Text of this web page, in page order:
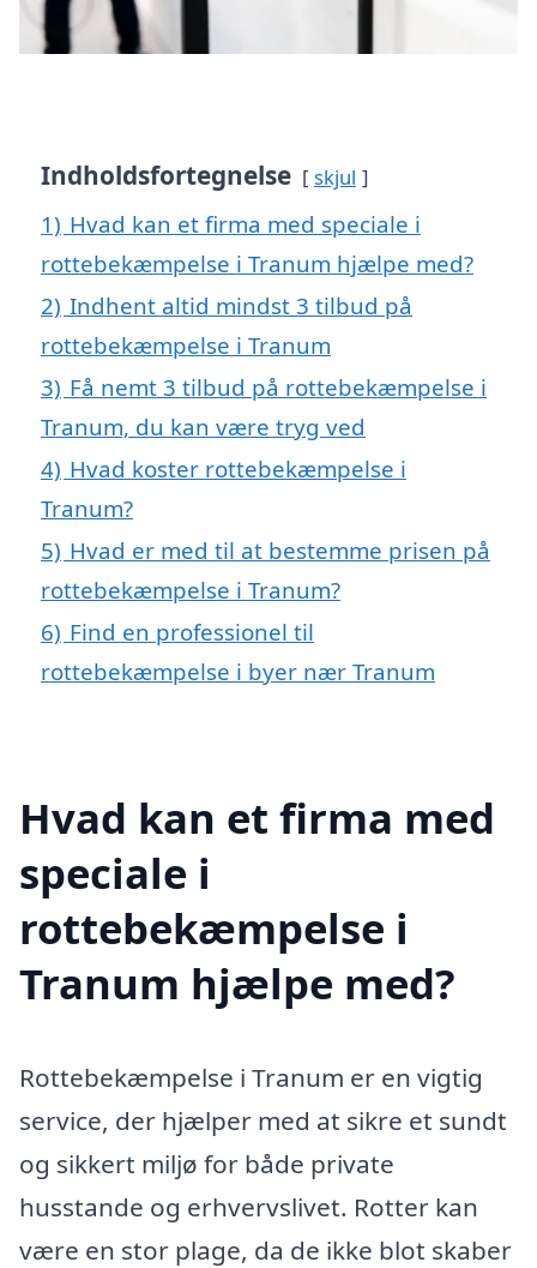
Indholdsfortegnelse skjul
1) Hvad kan et firma med speciale i
rottebekæmpelse i Tranum hjælpe med?
2) Indhent altid mindst 3 tilbud på
rottebekæmpelse i Tranum
3) Få nemt 3 tilbud på rottebekæmpelse i
Tranum, du kan være tryg ved
4) Hvad koster rottebekæmpelse i
Tranum?
5) Hvad er med til at bestemme prisen på
rottebekæmpelse i Tranum?
6) Find en professionel til
rottebekæmpelse i byer nær Tranum
Hvad kan et firma med
speciale i
rottebekæmpelse i
Tranum hjælpe med?
Rottebekæmpelse i Tranum er en vigtig
service, der hjælper med at sikre et sundt
og sikkert miljø for både private
husstande og erhvervslivet. Rotter kan
være en stor plage, da de ikke blot skaber